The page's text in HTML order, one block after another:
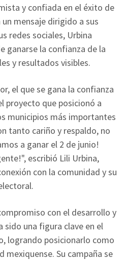
y confiada en el éxito de
mensaje dirigido a sus
redes sociales, Urbina
ganarse la confianza de la
y resultados visibles.
el que se gana la confianza
proyecto que posicionó a
municipios más importantes
tanto cariño y respaldo, no
a ganar el 2 de junio!
escribió Lili Urbina,
con la comunidad y su
con el desarrollo y
sido una figura clave en el
logrando posicionarlo como
mexiquense. Su campaña se